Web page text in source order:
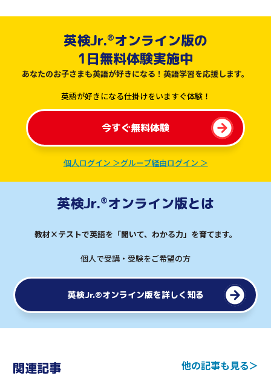
英検Jr.®︎オンライン版の
1日無料体験実施中
あなたのお子さまも英語が好きになる！英語学習を応援します。
英語が好きになる仕掛けをいますぐ体験！
今すぐ無料体験
個人ログイン ＞グループ経由ログイン ＞
英検Jr.®︎オンライン版とは
教材×テストで英語を「聞いて、わかる力」を育てます。
個人で受講・受験をご希望の方
英検Jr.®︎オンライン版を詳しく知る
関連記事 他の記事も見る